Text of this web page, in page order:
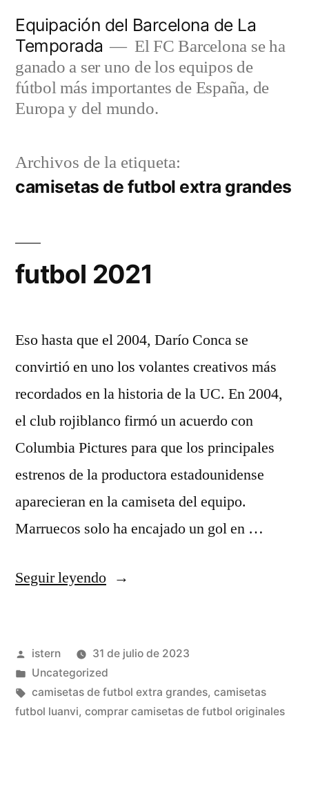
contenido
Equipación del Barcelona de La
Temporada
El FC Barcelona se ha
ganado a ser uno de los equipos de
fútbol más importantes de España, de
Europa y del mundo.
Archivos de la etiqueta:
camisetas de futbol extra grandes
futbol 2021
Eso hasta que el 2004, Darío Conca se
convirtió en uno los volantes creativos más
recordados en la historia de la UC. En 2004,
el club rojiblanco firmó un acuerdo con
Columbia Pictures para que los principales
estrenos de la productora estadounidense
aparecieran en la camiseta del equipo.
Marruecos solo ha encajado un gol en …
Seguir leyendo«futbol
Publicado
por
istern
31 de julio de 2023
Publicado
en
Uncategorized
Etiquetas:
camisetas de futbol extra grandes, camisetas
futbol luanvi, comprar camisetas de futbol originales